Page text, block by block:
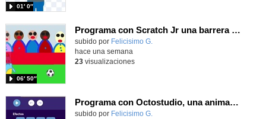
01′ 0″
Programa con Scratch Jr una barrera que se desplaza para dar sensación de movimiento
Contenido educativo.
subido por Felicisimo G.
06′ 50″
hace una semana
23visualizaciones
Programa con Octostudio, una animación utilizando la cámara para una foto y audio y texto para comunicar.
Contenido educativo.
subido por Felicisimo G.